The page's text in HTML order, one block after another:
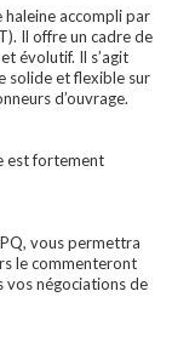
haleine accompli par
Il offre un cadre de
évolutif. Il s’agit
solide et flexible sur
d’ouvrage.
est fortement
vous permettra
le commenteront
vos négociations de